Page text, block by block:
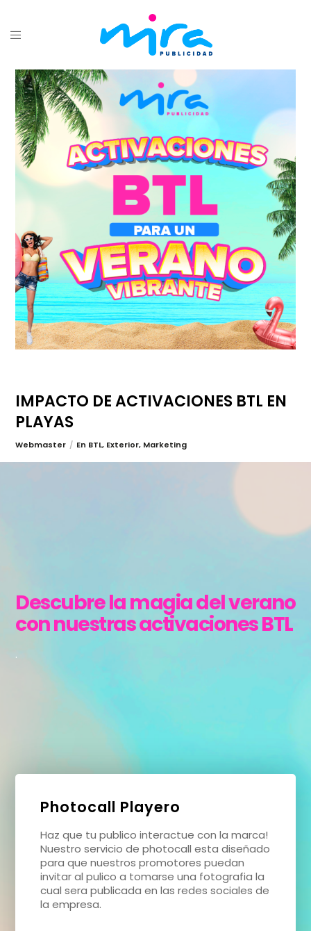
IMPACTO DE ACTIVACIONES BTL EN
PLAYAS
Webmaster En BTL, Exterior, Marketing
Descubre la magia del verano
con nuestras activaciones BTL
.
Photocall Playero
Haz que tu publico interactue con la marca!
Nuestro servicio de photocall esta diseñado
para que nuestros promotores puedan
invitar al pulico a tomarse una fotografia la
cual sera publicada en las redes sociales de
la empresa.